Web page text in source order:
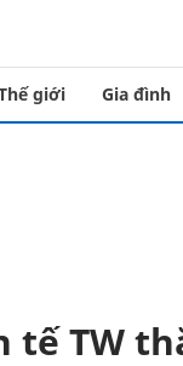
giới Gia đình
tế TW